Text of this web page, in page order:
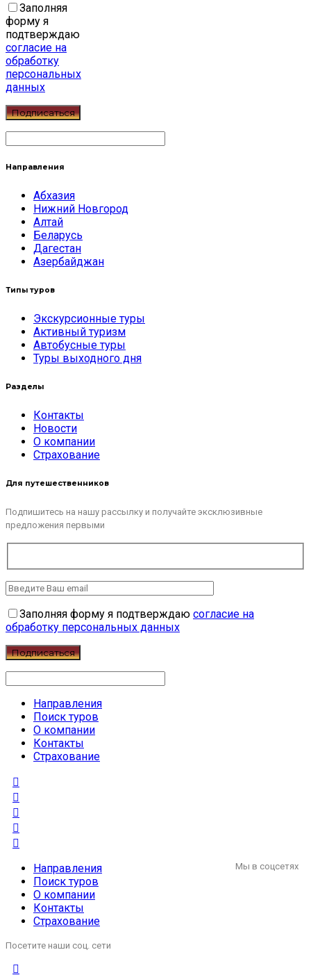
Заполняя
форму я
подтверждаю
согласие на
обработку
персональных
данных
Направления
Абхазия
Нижний Новгород
Алтай
Беларусь
Дагестан
Азербайджан
Типы туров
Экскурсионные туры
Активный туризм
Автобусные туры
Туры выходного дня
Разделы
Контакты
Новости
О компании
Страхование
Для путешественников
Подпишитесь на нашу рассылку и получайте эксклюзивные
предложения первыми
Заполняя форму я подтверждаю согласие на
обработку персональных данных
Направления
Поиск туров
О компании
Контакты
Страхование
Мы в соцсетях
Направления
Поиск туров
О компании
Контакты
Страхование
Посетите наши соц. сети